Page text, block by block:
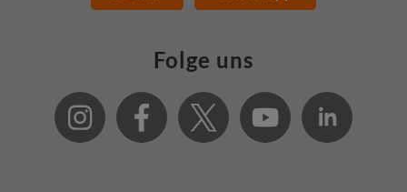
Folge uns